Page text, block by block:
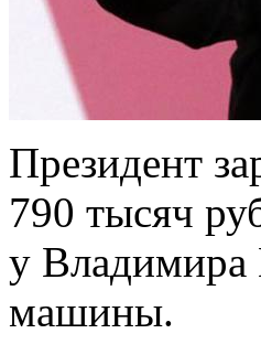
Президент
790 тысяч
у Владимира
машины.